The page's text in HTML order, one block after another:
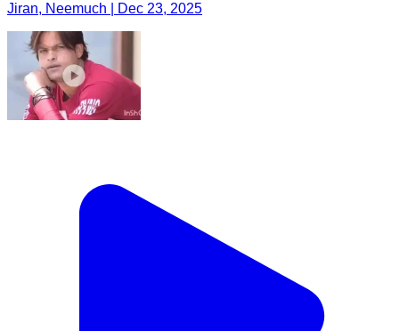
Jiran, Neemuch | Dec 23, 2025